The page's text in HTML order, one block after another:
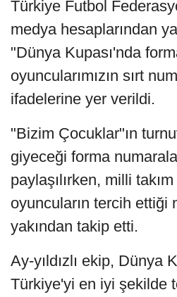
Türkiye Futbol
medya hesaplarından
"Dünya Kupası'nda
oyuncularımızın sırt
ifadelerine yer verildi.
"Bizim Çocuklar"ın
giyeceği forma
paylaşılırken, milli
oyuncuların tercih ettiği
yakından takip etti.
Ay-yıldızlı ekip, Dünya
Türkiye'yi en iyi şekilde